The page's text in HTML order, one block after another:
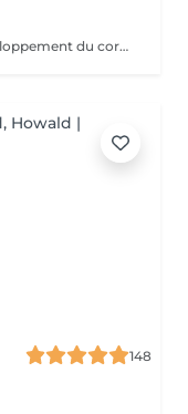
Ce massage agit directement sur le développement du corps de la future maman. Il soulage les douleurs et les tensions musculaires ainsi que les crampes dans les jambes. Il permet également de favoriser le sommeil et la récupération, ainsi que la diminution des douleurs sciatiques. Du côté de bébé, il ressentira aussi le bien-être de sa maman et pourra donc se sentir en sécurité et heureux. Le massage est réalisé avec l'aide d'un coussin conçu spécialement pour vous permettre de vous allonger sur le ventre en toute sécurité et confort.
148